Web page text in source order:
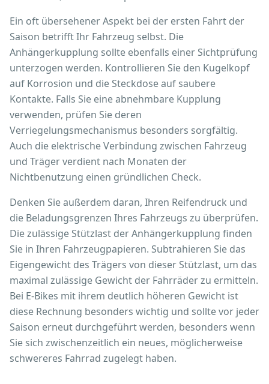
Ein oft übersehener Aspekt bei der ersten Fahrt der
Saison betrifft Ihr Fahrzeug selbst. Die
Anhängerkupplung sollte ebenfalls einer Sichtprüfung
unterzogen werden. Kontrollieren Sie den Kugelkopf
auf Korrosion und die Steckdose auf saubere
Kontakte. Falls Sie eine abnehmbare Kupplung
verwenden, prüfen Sie deren
Verriegelungsmechanismus besonders sorgfältig.
Auch die elektrische Verbindung zwischen Fahrzeug
und Träger verdient nach Monaten der
Nichtbenutzung einen gründlichen Check.
Denken Sie außerdem daran, Ihren Reifendruck und
die Beladungsgrenzen Ihres Fahrzeugs zu überprüfen.
Die zulässige Stützlast der Anhängerkupplung finden
Sie in Ihren Fahrzeugpapieren. Subtrahieren Sie das
Eigengewicht des Trägers von dieser Stützlast, um das
maximal zulässige Gewicht der Fahrräder zu ermitteln.
Bei E-Bikes mit ihrem deutlich höheren Gewicht ist
diese Rechnung besonders wichtig und sollte vor jeder
Saison erneut durchgeführt werden, besonders wenn
Sie sich zwischenzeitlich ein neues, möglicherweise
schwereres Fahrrad zugelegt haben.